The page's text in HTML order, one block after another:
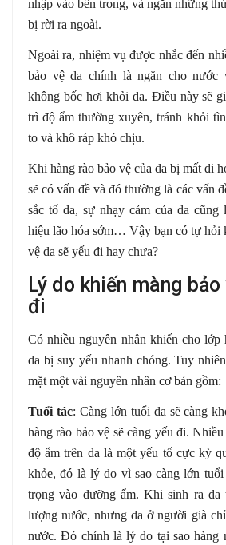
nhập vào bên trong, và ngăn những
bị rời ra ngoài.
Ngoài ra, nhiệm vụ được nhắc đến
bảo vệ da chính là ngăn cho nước
không bốc hơi khỏi da. Điều này sẽ
trì độ ẩm thường xuyên, tránh khỏi
to và khô ráp khó chịu.
Khi hàng rào bảo vệ của da bị mất đi
sẽ có vấn đề và đó thường là các vấn
sắc tố da, sự nhạy cảm của da cũng
hiệu lão hóa sớm… Vậy bạn có tự hỏi
vệ da sẽ yếu đi hay chưa?
Lý do khiến màng
đi
Có nhiều nguyên nhân khiến cho lớp
da bị suy yếu nhanh chóng. Tuy
mặt một vài nguyên nhân cơ bản gồm:
Tuổi tác: Càng lớn tuổi da sẽ càng
hàng rào bảo vệ sẽ càng yếu đi.
độ ẩm trên da là một yếu tố cực kỳ
khỏe, đó là lý do vì sao càng lớn
trọng vào dưỡng ẩm. Khi sinh ra da
lượng nước, nhưng da ở người già
nước. Đó chính là lý do tại sao hàng